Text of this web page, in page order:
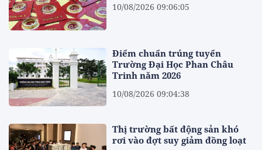
10/08/2026 09:06:05
Điểm chuẩn trúng tuyển
Trường Đại Học Phan Châu
Trinh năm 2026
10/08/2026 09:04:38
Thị trường bất động sản khó
rơi vào đợt suy giảm đồng loạt